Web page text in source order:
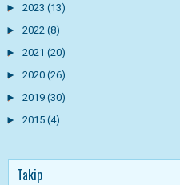
► 2023 (13)
► 2022 (8)
► 2021 (20)
► 2020 (26)
► 2019 (30)
► 2015 (4)
Takip